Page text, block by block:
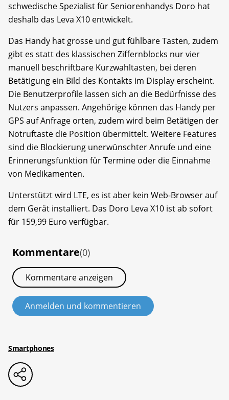
schwedische Spezialist für Seniorenhandys Doro hat
deshalb das Leva X10 entwickelt.
Das Handy hat grosse und gut fühlbare Tasten, zudem
gibt es statt des klassischen Ziffernblocks nur vier
manuell beschriftbare Kurzwahltasten, bei deren
Betätigung ein Bild des Kontakts im Display erscheint.
Die Benutzerprofile lassen sich an die Bedürfnisse des
Nutzers anpassen. Angehörige können das Handy per
GPS auf Anfrage orten, zudem wird beim Betätigen der
Notruftaste die Position übermittelt. Weitere Features
sind die Blockierung unerwünschter Anrufe und eine
Erinnerungsfunktion für Termine oder die Einnahme
von Medikamenten.
Unterstützt wird LTE, es ist aber kein Web-Browser auf
dem Gerät installiert. Das Doro Leva X10 ist ab sofort
für 159,99 Euro verfügbar.
Kommentare(0)
Kommentare anzeigen
Anmelden und kommentieren
Smartphones